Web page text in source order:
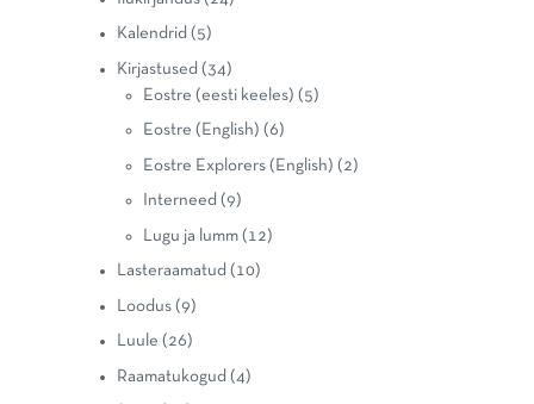
Kalendrid (5)
Kirjastused (34)
Eostre (eesti keeles) (5)
Eostre (English) (6)
Eostre Explorers (English) (2)
Interneed (9)
Lugu ja lumm (12)
Lasteraamatud (10)
Loodus (9)
Luule (26)
Raamatukogud (4)